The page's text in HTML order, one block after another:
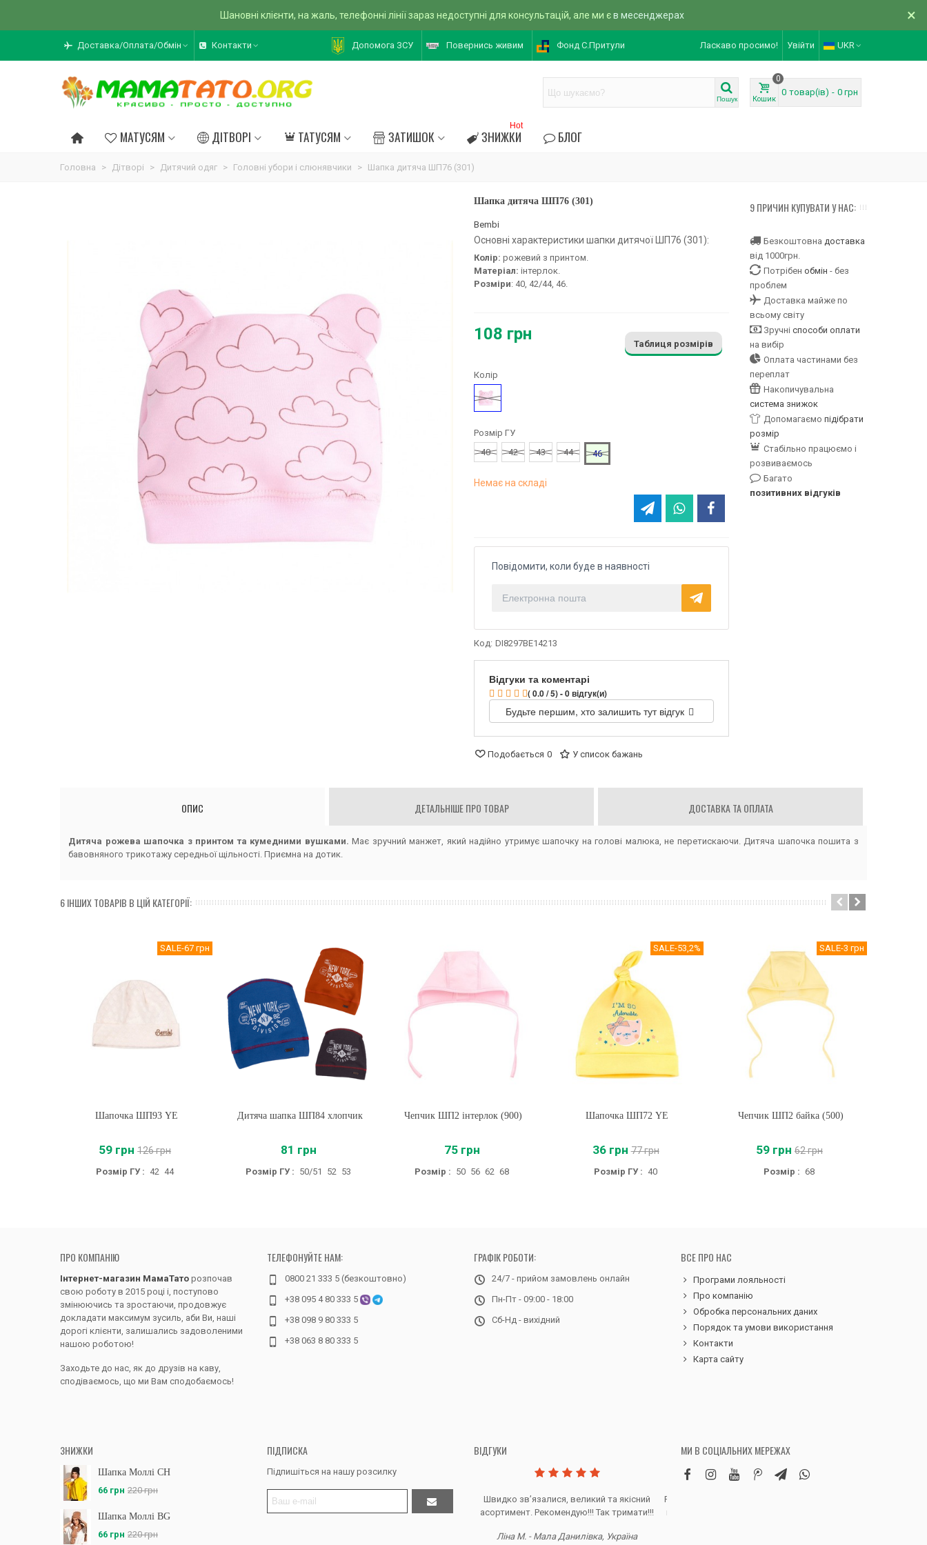
Шановні клієнти, на жаль, телефонні лінії зараз недоступні для консультацій, але ми єв месенджерах ×
Доставка/Оплата/Обмін Контакти Допомога ЗСУ Повернись живим Фонд С.Притули Ласкаво просимо! Увійти UKR
Пошук Кошик
0
0 товар(ів) - 0 грн
МАТУСЯМ ДІТВОРІ ТАТУСЯМ ЗАТИШОК ЗНИЖКИ
Hot
БЛОГ
Головна > Дітворі > Дитячий одяг > Головні убори і слюнявчики > Шапка дитяча ШП76 (301)
Шапка дитяча ШП76 (301)
Bembi
Основні характеристики шапки дитячої ШП76 (301):
Колір: рожевий з принтом.
Матеріал: інтерлок.
Розміри: 40, 42/44, 46.
108 грн
Таблиця розмірів
Колір
Рожевий
Розмір ГУ
40
42 43 44 46
Немає на складі
Повідомити, коли буде в наявності
Код: DI8297BE14213
Відгуки та коментарі
( 0.0 / 5) - 0 відгук(и)
Будьте першим, хто залишить тут відгук
Подобається 0 У список бажань
9 ПРИЧИН КУПУВАТИ У НАС:
Безкоштовна доставка
від 1000грн.
Потрібен обмін - без
проблем
Доставка майже по
всьому світу
Зручні способи оплати
на вибір
Оплата частинами без
переплат
Накопичувальна
система знижок
Допомагаємо підібрати
розмір
Стабільно працюємо і
розвиваємось
Багато
позитивних відгуків
ОПИС ДЕТАЛЬНІШЕ ПРО ТОВАР ДОСТАВКА ТА ОПЛАТА
Дитяча рожева шапочка з принтом та кумедними вушками. Має зручний манжет, який надійно утримує шапочку на голові малюка, не перетискаючи. Дитяча шапочка пошита з
бавовняного трикотажу середньої щільності. Приємна на дотик.
6 ІНШИХ ТОВАРІВ В ЦІЙ КАТЕГОРІЇ:
SALE-67 грн
Купити
Шапочка ШП93 YE
59 грн 126 грн
Розмір ГУ : 42 44
Купити
Дитяча шапка ШП84 хлопчик
81 грн
Розмір ГУ : 50/51 52 53
Купити
Чепчик ШП2 інтерлок (900)
75 грн
Розмір : 50 56 62 68
SALE-53,2%
Купити
Шапочка ШП72 YE
36 грн 77 грн
Розмір ГУ : 40
SALE-3 грн
Купити
Чепчик ШП2 байка (500)
59 грн 62 грн
Розмір : 68
ПРО КОМПАНІЮ
Інтернет-магазин МамаТато розпочав
свою роботу в 2015 році і, поступово
змінюючись та зростаючи, продовжує
докладати максимум зусиль, аби Ви, наші
дорогі клієнти, залишались задоволеними
нашою роботою!
Заходьте до нас, як до друзів на каву,
сподіваємось, що ми Вам сподобаємось!
ТЕЛЕФОНУЙТЕ НАМ:
0800 21 333 5 (безкоштовно)
+38 095 4 80 333 5
+38 098 9 80 333 5
+38 063 8 80 333 5
ГРАФІК РОБОТИ:
24/7 - прийом замовлень онлайн
Пн-Пт - 09:00 - 18:00
Сб-Нд - вихідний
ВСЕ ПРО НАС
Програми лояльності
Про компанію
Обробка персональних даних
Порядок та умови використання
Контакти
Карта сайту
ЗНИЖКИ
Шапка Моллі CH
66 грн 220 грн
Шапка Моллі BG
66 грн 220 грн
ПІДПИСКА
Підпишіться на нашу розсилку
ВІДГУКИ
Дякую за все, продавець супер.
Швидко звʼязалися, великий та якісний
асортимент. Рекомендую!!! Так тримати!!!
Ліна М. - Мала Данилівка, Україна
Робила замовлення дитячих вельветових
штанів. Дуже вдячна магазину, доставка
МИ В СОЦІАЛЬНИХ МЕРЕЖАХ